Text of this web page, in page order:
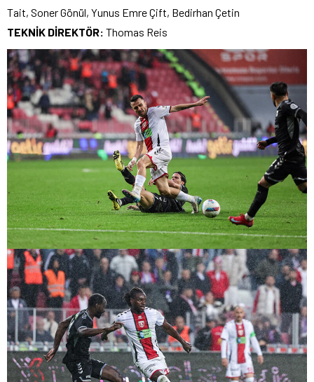
Tait, Soner Gönül, Yunus Emre Çift, Bedirhan Çetin
TEKNİK DİREKTÖR: Thomas Reis